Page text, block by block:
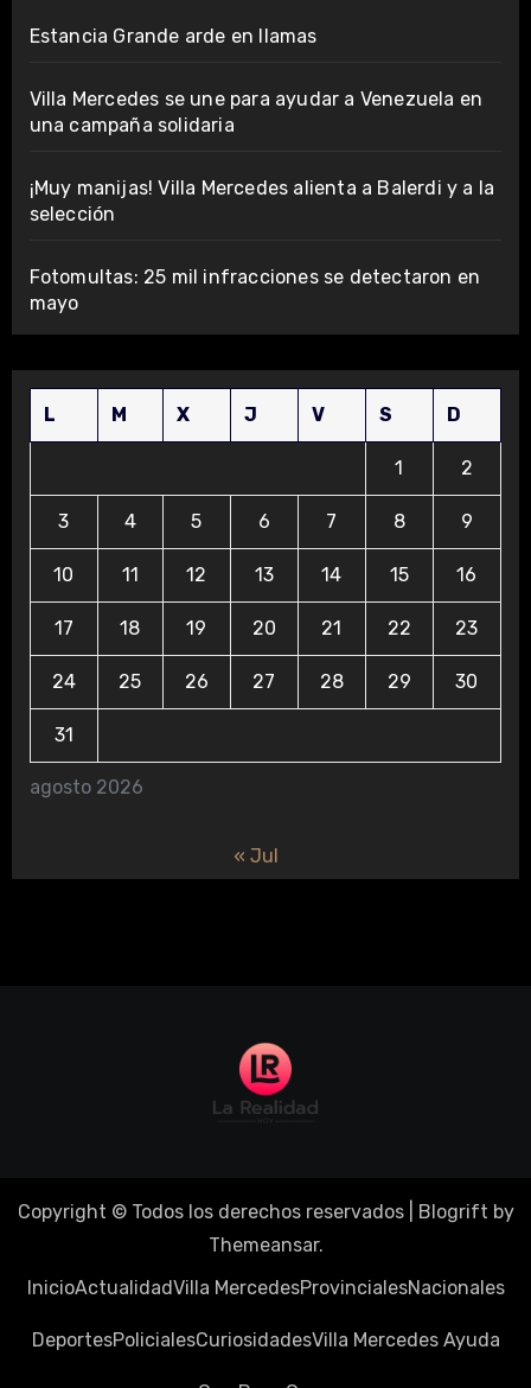
Estancia Grande arde en llamas
Villa Mercedes se une para ayudar a Venezuela en
una campaña solidaria
¡Muy manijas! Villa Mercedes alienta a Balerdi y a la
selección
Fotomultas: 25 mil infracciones se detectaron en
mayo
agosto 2026
L M X J V S D
1 2
3 4 5 6 7 8 9
10 11 12 13 14 15 16
17 18 19 20 21 22 23
24 25 26 27 28 29 30
31
« Jul
Copyright © Todos los derechos reservados Blogrift by
Themeansar.
InicioActualidadVilla MercedesProvincialesNacionales
DeportesPolicialesCuriosidadesVilla Mercedes Ayuda